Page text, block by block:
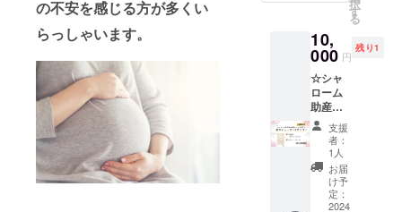
の不安を感じる方が多くい
らっしゃいます。
メール
アドレ
ス・お
届け先
をご記
載くだ
さい
限：
2025年
㎜大粒1
連ネッ
クレス
＋お礼
のメー
ル ●
メール
アドレ
ス・お
ごぼう
【サイ
ズ】
袋：縦
12×横
17×厚さ
1㎝
【賞味
期限】
最短
2025年
菜ペー
しっか
りセッ
ト（５
種類2袋
ずつ）
【内容
量】70g
／袋 5
種類
各1袋ず
つ オレ
ンジに
んじ
択
す
る
10,
000 円
残り1
☆シャ
ローム
助産院
が提携
してい
る企業
の新月
ショー
ツ＜Sサ
イズ＞
支援
者：
1人
お届
け予
定：
2024